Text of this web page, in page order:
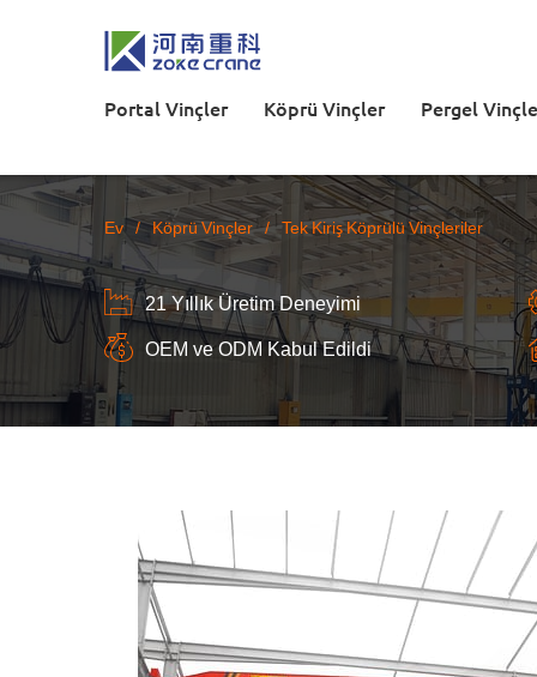
Portal Vinçler Köprü Vinçler Pergel
Ev / Köprü Vinçler / Tek Kiriş Köprülü Vinçleriler
21 Yıllık Üretim Deneyimi
OEM ve ODM Kabul Edildi